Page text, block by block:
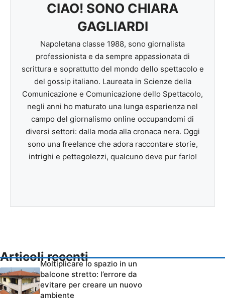
CIAO! SONO CHIARA
GAGLIARDI
Napoletana classe 1988, sono giornalista
professionista e da sempre appassionata di
scrittura e soprattutto del mondo dello spettacolo e
del gossip italiano. Laureata in Scienze della
Comunicazione e Comunicazione dello Spettacolo,
negli anni ho maturato una lunga esperienza nel
campo del giornalismo online occupandomi di
diversi settori: dalla moda alla cronaca nera. Oggi
sono una freelance che adora raccontare storie,
intrighi e pettegolezzi, qualcuno deve pur farlo!
Articoli recenti
Moltiplicare lo spazio in un
balcone stretto: l’errore da
evitare per creare un nuovo
ambiente